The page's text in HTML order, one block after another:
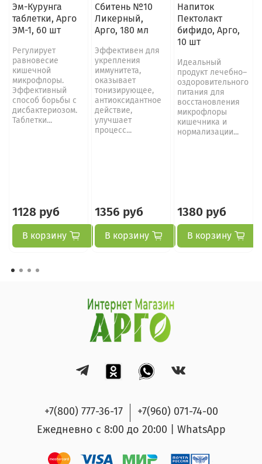
Эм-Курунга
таблетки, Арго
ЭМ-1, 60 шт
Регулирует
равновесие
кишечной
микрофлоры.
Эффективный
способ борьбы с
дисбактериозом.
Таблетки...
1128 руб
В корзину
Сбитень №10
Ликерный,
Арго, 180 мл
Эффективен для
укрепления
иммунитета,
оказывает
тонизирующее,
антиоксидантное
действие,
улучшает
процесс...
1356 руб
В корзину
Напиток
Пектолакт
бифидо, Арго,
10 шт
Идеальный
продукт лечебно–
оздоровительного
питания для
восстановления
микрофлоры
кишечника и
нормализации...
1380 руб
В корзину
+7(800) 777-36-17
+7(960) 071-74-00
Ежедневно с 8:00 до 20:00 | WhatsApp